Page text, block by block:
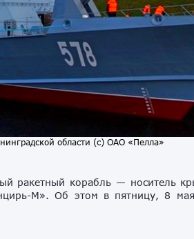
области (с) ОАО «Пелла»
ракетный корабль — носитель
М». Об этом в пятницу, 8